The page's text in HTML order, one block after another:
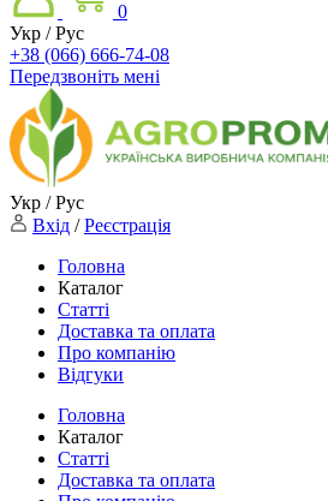
0
Укр / Рус
+38 (066) 666-74-08
Передзвоніть мені
Укр / Рус
Вхід / Реєстрація
Головна
Каталог
Статті
Доставка та оплата
Про компанію
Відгуки
Головна
Каталог
Статті
Доставка та оплата